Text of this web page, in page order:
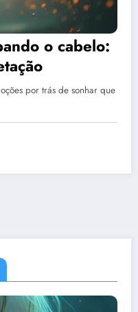
o cabelo:
por trás de sonhar que